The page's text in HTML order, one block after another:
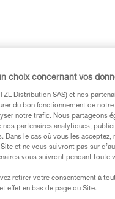
choix concernant vos
Distribution SAS) et nos
du bon fonctionnement de
notre trafic. Nous partageons
nos partenaires analytiques,
Dans le cas où vous les
et ne vous suivront pas sur
vous suivront pendant toute
retirer votre consentement à
effet en bas de page du Site.